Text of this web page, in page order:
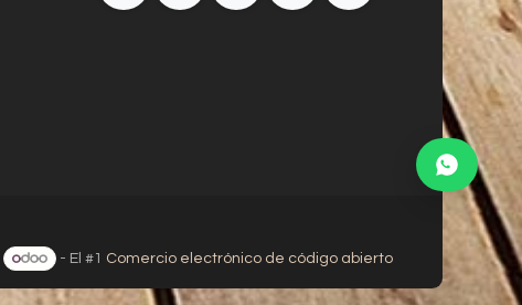
- El #1 Comercio electrónico de código abierto